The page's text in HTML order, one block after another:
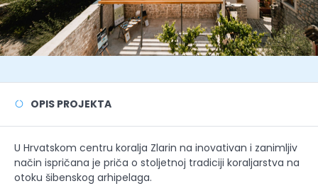
OPIS PROJEKTA
U Hrvatskom centru koralja Zlarin na inovativan i zanimljiv
način ispričana je priča o stoljetnoj tradiciji koraljarstva na
otoku šibenskog arhipelaga.